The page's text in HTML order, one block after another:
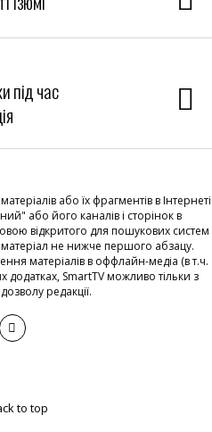
під час
або їх фрагментів в Інтернеті
або його каналів і сторінок в
відкритого для пошукових систем
не нижче першого абзацу.
матеріалів в оффлайн-медіа (в т.ч.
додатках, SmartTV можливо тільки з
редакції.
to top